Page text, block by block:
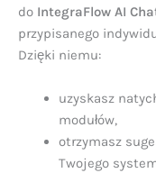
do IntegraFlow AI
przypisanego
Dzięki niemu:
uzyskasz
modułów,
otrzymasz
Twojego